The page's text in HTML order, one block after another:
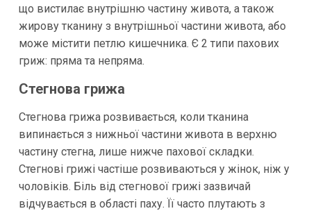
що вистилає внутрішню частину живота, а також
жирову тканину з внутрішньої частини живота, або
може містити петлю кишечника. Є 2 типи пахових
гриж: пряма та непряма.
Стегнова грижа
Стегнова грижа розвивається, коли тканина
випинається з нижньої частини живота в верхню
частину стегна, лише нижче пахової складки.
Стегнові грижі частіше розвиваються у жінок, ніж у
чоловіків. Біль від стегнової грижі зазвичай
відчувається в області паху. Її часто плутають з